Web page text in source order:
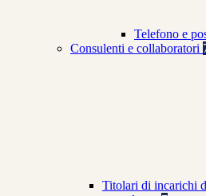
Telefono e
Consulenti e collaboratori
Titolari di incarichi